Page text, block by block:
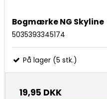
Bogmærke NG Skyline
5035393345174
På lager (5 stk.)
19,95 DKK